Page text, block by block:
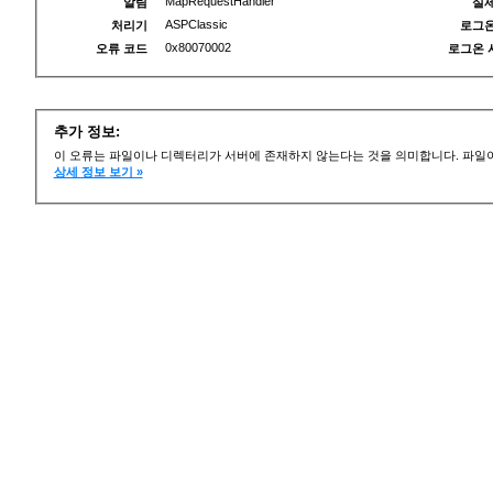
처리기
ASPClassic
오류 코드
0x80070002
로그
로그온
추가 정보:
이 오류는 파일이나 디렉터리가 서버에 존재하지 않는다는 것을 의미합니다. 파
상세 정보 보기 »